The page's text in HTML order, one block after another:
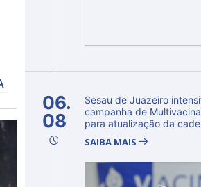
06.
08
Sesau de Juazeiro
campanha de
para atualização da
SAIBA MAIS